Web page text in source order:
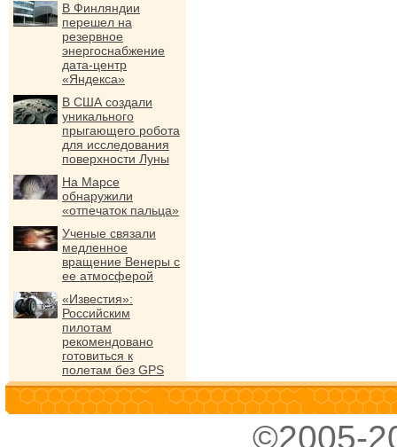
В Финляндии
перешел на
резервное
энергоснабжение
дата-центр
«Яндекса»
В США создали
уникального
прыгающего робота
для исследования
поверхности Луны
На Марсе
обнаружили
«отпечаток пальца»
Ученые связали
медленное
вращение Венеры с
ее атмосферой
«Известия»:
Российским
пилотам
рекомендовано
готовиться к
полетам без GPS
©2005-